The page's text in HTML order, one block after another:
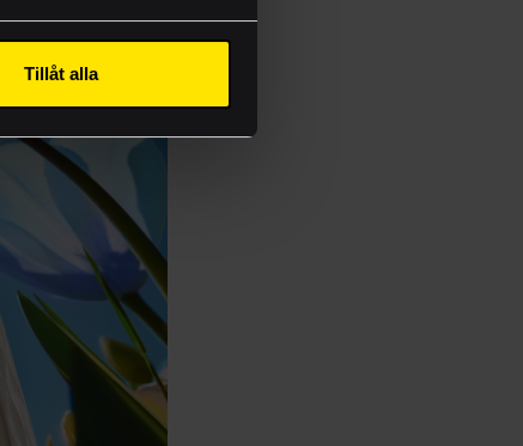
Tillåt alla